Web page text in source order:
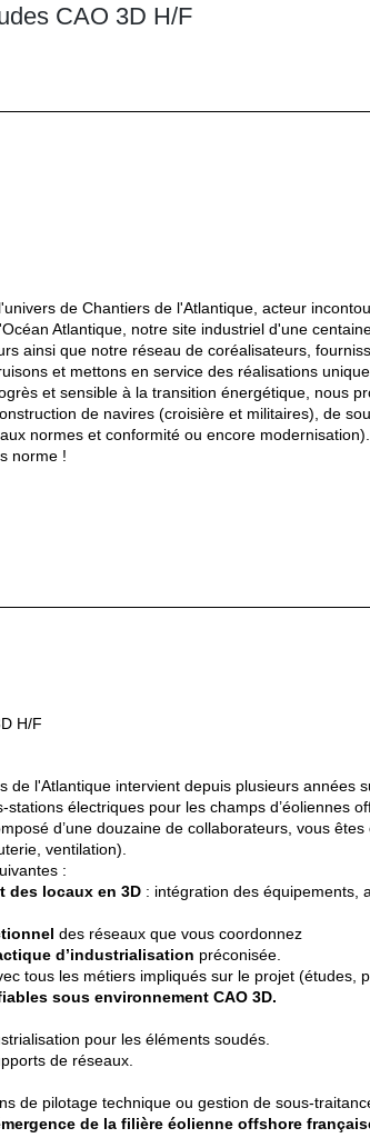
CAO 3D H/F
de Chantiers de l'Atlantique, acteur
Atlantique, notre site industriel d'une
ainsi que notre réseau de coréalisateurs,
et mettons en service des réalisations
et sensible à la transition énergétique, nous
de navires (croisière et militaires), de
normes et conformité ou encore modernisation).
norme !
H/F
de l'Atlantique intervient depuis plusieurs années
électriques pour les champs d’éoliennes
d’une douzaine de collaborateurs, vous
ventilation).
:
des locaux en 3D : intégration des équipements,
des réseaux que vous coordonnez
d’industrialisation préconisée.
tous les métiers impliqués sur le projet (études,
sous environnement CAO 3D.
pour les éléments soudés.
de réseaux.
de pilotage technique ou gestion de sous-
de la filière éolienne offshore